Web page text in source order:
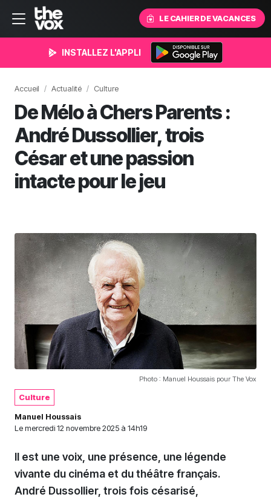
LE CAHIER DE VACANCES
INSTALLEZ L'APPLI
Accueil Actualité Culture
De Mélo à Chers Parents :
André Dussollier, trois
César et une passion
intacte pour le jeu
Photo : Manuel Houssais pour The Vox
Culture
Manuel Houssais
Le mercredi 12 novembre 2025 à 14h19
Il est une voix, une présence, une légende
vivante du cinéma et du théâtre français.
André Dussollier, trois fois césarisé,